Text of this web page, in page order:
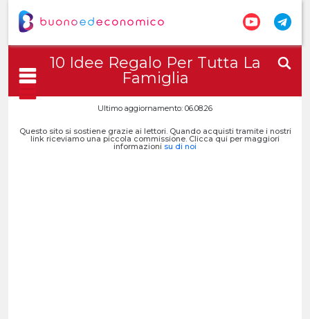
10 Idee Regalo Per Tutta La
Famiglia
Ultimo aggiornamento: 06.08.26
Questo sito si sostiene grazie ai lettori. Quando acquisti tramite i nostri
link riceviamo una piccola commissione. Clicca qui per maggiori
informazioni su di noi